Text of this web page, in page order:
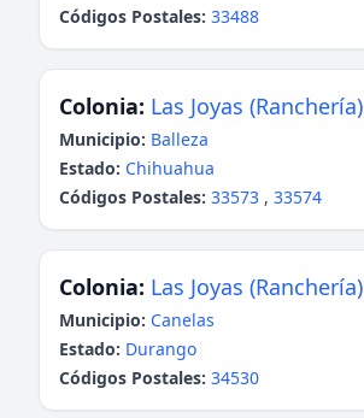
Códigos Postales: 33488
Colonia: Las Joyas (Ranchería)
Municipio: Balleza
Estado: Chihuahua
Códigos Postales: 33573 , 33574
Colonia: Las Joyas (Ranchería)
Municipio: Canelas
Estado: Durango
Códigos Postales: 34530